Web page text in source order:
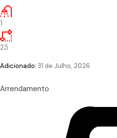
1
23
Adicionado: 31 de Julho, 2026
Arrendamento